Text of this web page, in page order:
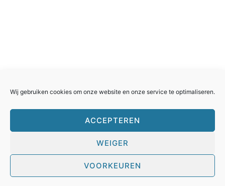
Wij gebruiken cookies om onze website en onze service te optimaliseren.
ACCEPTEREN
WEIGER
VOORKEUREN
FacebookInstagramYoutubeTwitter
Cookies
Contacteer ons